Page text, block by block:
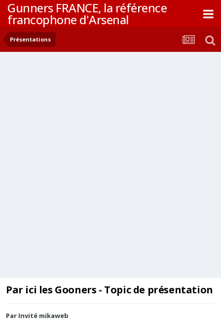
Gunners FRANCE, la référence
francophone d'Arsenal
Présentations
Par ici les Gooners - Topic de présentation
Par Invité mikaweb